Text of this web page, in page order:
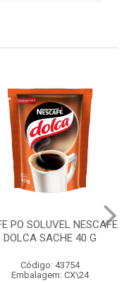
PO SOLUVEL NESCAFE
DOLCA SACHE 40 G
Código: 43754
Embalagem: CX\24